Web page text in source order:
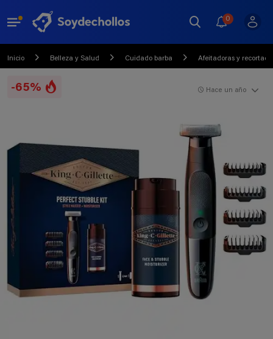
0
Inicio Belleza y Salud Cuidado barba Afeitadoras y
-65% Hace un año